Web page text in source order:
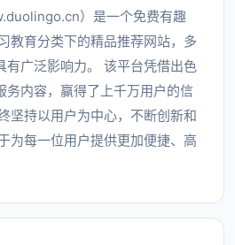
）是一个免费有趣
教育分类下的精品推荐网站，多
有广泛影响力。 该平台凭借出色
务内容，赢得了上千万用户的信
坚持以用户为中心，不断创新和
为每一位用户提供更加便捷、高